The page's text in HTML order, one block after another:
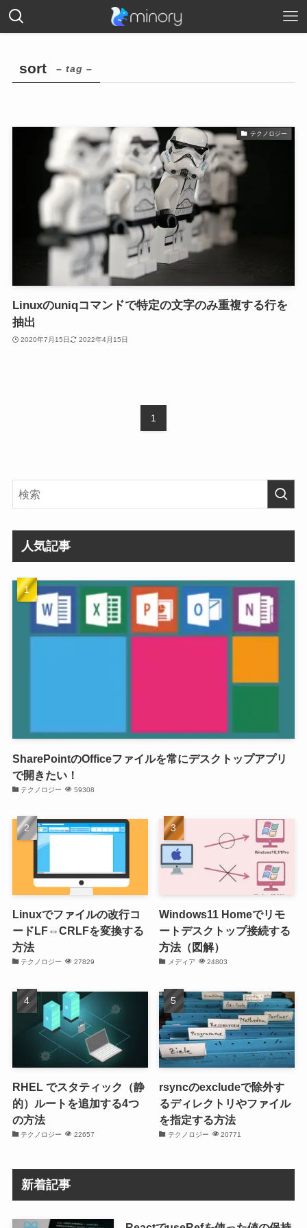
sort – tag –
テクノロジー
Linuxのuniqコマンドで特定の文字のみ重複する行を
抽出
2020年7月15日 2022年4月15日
1
人気記事
SharePointのOfficeファイルを常にデスクトップアプリ
で開きたい！
テクノロジー 59308
Linuxでファイルの改行コ
ードLF⇔CRLFを変換する
方法
テクノロジー 27829
Windows11 Homeでリモ
ートデスクトップ接続する
方法（図解）
メディア 24803
RHEL でスタティック（静
的）ルートを追加する4つ
の方法
テクノロジー 22657
rsyncのexcludeで除外す
るディレクトリやファイル
を指定する方法
テクノロジー 20771
新着記事